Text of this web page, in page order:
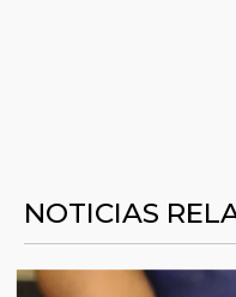
NOTICIAS